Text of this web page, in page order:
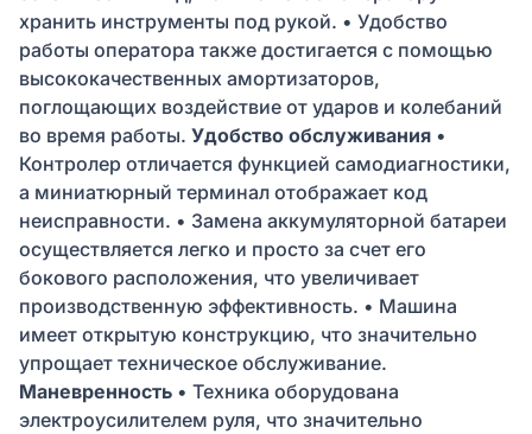
хранить инструменты под рукой. • Удобство
работы оператора также достигается с помощью
высококачественных амортизаторов,
поглощающих воздействие от ударов и колебаний
во время работы. Удобство обслуживания •
Контролер отличается функцией самодиагностики,
а миниатюрный терминал отображает код
неисправности. • Замена аккумуляторной батареи
осуществляется легко и просто за счет его
бокового расположения, что увеличивает
производственную эффективность. • Машина
имеет открытую конструкцию, что значительно
упрощает техническое обслуживание.
Маневренность • Техника оборудована
электроусилителем руля, что значительно